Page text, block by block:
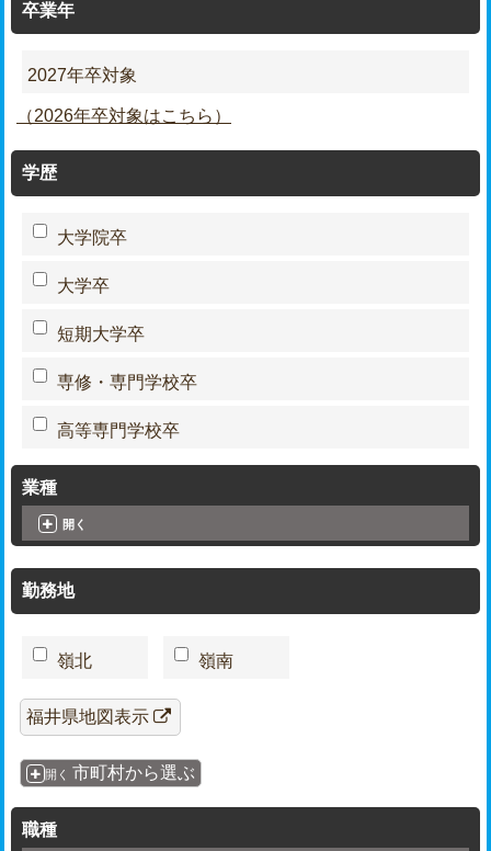
卒業年
2027年卒対象
（2026年卒対象はこちら）
学歴
大学院卒
大学卒
短期大学卒
専修・専門学校卒
高等専門学校卒
業種
開く
勤務地
嶺北 嶺南
福井県地図表示
開く 市町村から選ぶ
職種